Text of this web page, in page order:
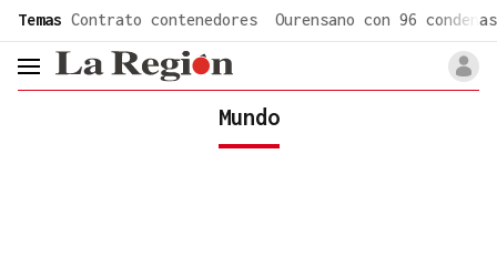
Temas Contrato contenedores Ourensano con 96 condenas
header.menu.open
Mundo